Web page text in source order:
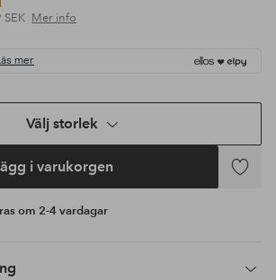
SEK Mer info
mer
Välj storlek
i varukorgen
Lägg
om 2-4 vardagar